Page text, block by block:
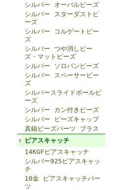
シルバー オーバルビーズ
シルバー スターダストビ
ーズ
シルバー コルゲートビー
ズ
シルバー つや消しビー
ズ・マットビーズ
シルバー ソロバンビーズ
シルバー スペーサービー
ズ
シルバースライドボールビ
ーズ
シルバー カン付きビーズ
シルバー ビーズキャップ
真鍮ビーズパーツ ブラス
ピアスキャッチ
14KGFピアスキャッチ
シルバー925ピアスキャッ
チ
10金 ピアスキャッチパー
ツ